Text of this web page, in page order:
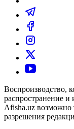
Воспроизводство,
распространение и
Afisha.uz возможно
разрешения